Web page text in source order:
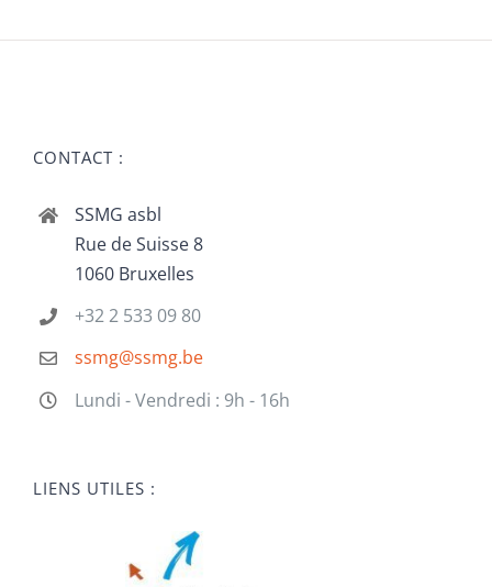
CONTACT :
SSMG asbl
Rue de Suisse 8
1060 Bruxelles
+32 2 533 09 80
ssmg@ssmg.be
Lundi - Vendredi : 9h - 16h
LIENS UTILES :